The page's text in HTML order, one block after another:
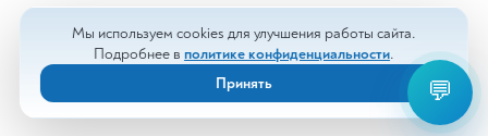
Мы используем cookies для улучшения работы сайта.
Подробнее в политике конфиденциальности.
Принять
💬